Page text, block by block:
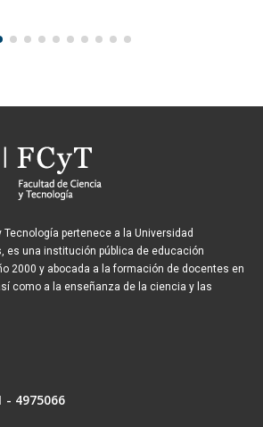
Tecnología pertenece a la Universidad
es una institución pública de educación
2000 y abocada a la formación de docentes en
como a la enseñanza de la ciencia y las
- 4975066